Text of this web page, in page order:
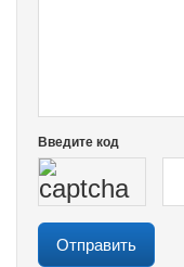
Введите код